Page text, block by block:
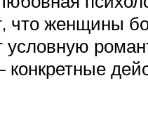
что женщины
условную